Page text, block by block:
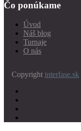
Čo ponúkame
Úvod
Náš blog
Turnaje
O nás
Copyright interfase.sk